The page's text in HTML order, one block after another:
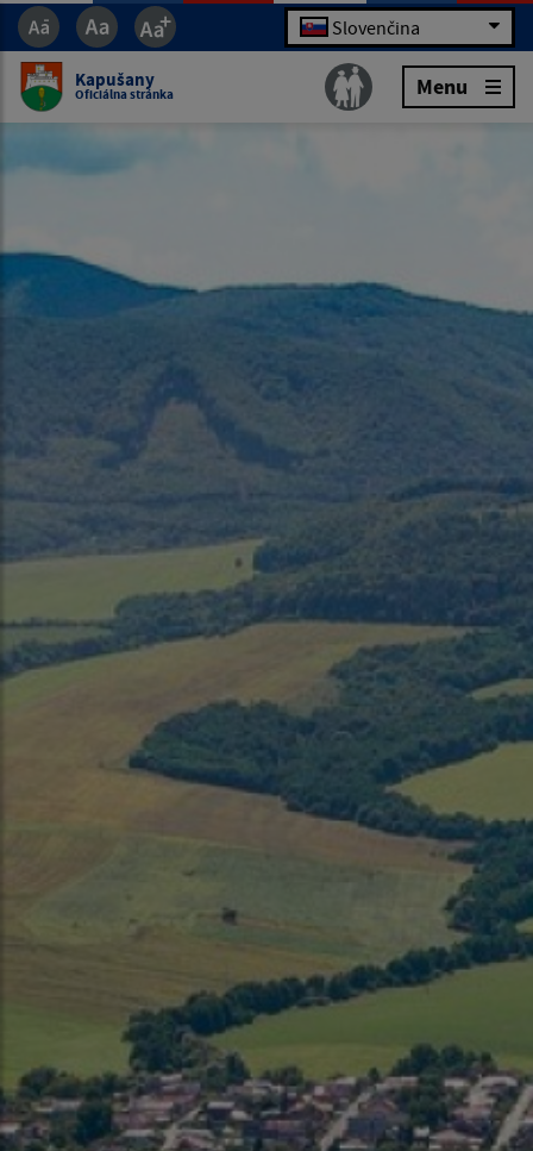
Slovenčina
Kapušany
Oficiálna stránka Menu